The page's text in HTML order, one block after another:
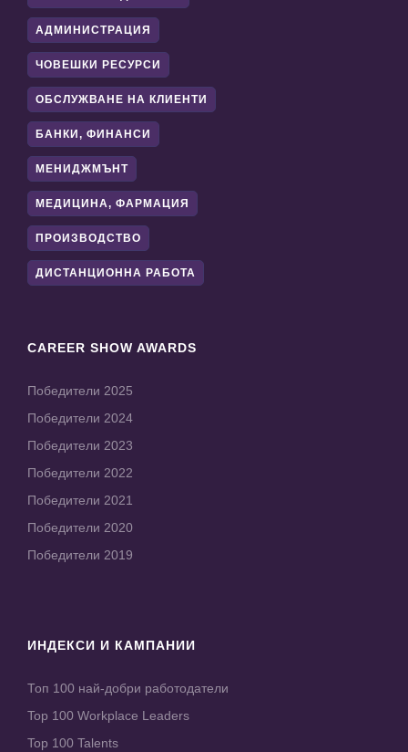
АДМИНИСТРАЦИЯ
ЧОВЕШКИ РЕСУРСИ
ОБСЛУЖВАНЕ НА КЛИЕНТИ
БАНКИ, ФИНАНСИ
МЕНИДЖМЪНТ
МЕДИЦИНА, ФАРМАЦИЯ
ПРОИЗВОДСТВО
ДИСТАНЦИОННА РАБОТА
CAREER SHOW AWARDS
Победители 2025
Победители 2024
Победители 2023
Победители 2022
Победители 2021
Победители 2020
Победители 2019
ИНДЕКСИ И КАМПАНИИ
Топ 100 най-добри работодатели
Top 100 Workplace Leaders
Top 100 Talents